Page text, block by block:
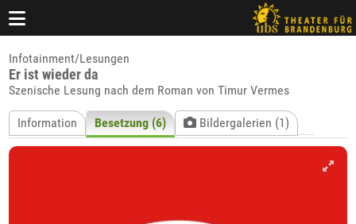
Infotainment/Lesungen
Er ist wieder da
Szenische Lesung nach dem Roman von Timur Vermes
Information Besetzung (6) Bildergalerien (1)